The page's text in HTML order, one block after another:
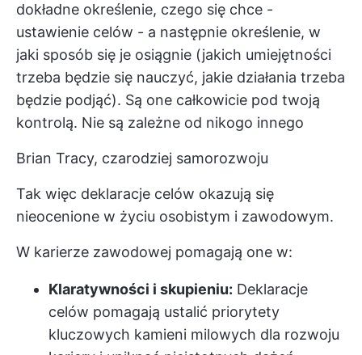
dokładne określenie, czego się chce -
ustawienie celów - a następnie określenie, w
jaki sposób się je osiągnie (jakich umiejętności
trzeba będzie się nauczyć, jakie działania trzeba
będzie podjąć). Są one całkowicie pod twoją
kontrolą. Nie są zależne od nikogo innego
Brian Tracy, czarodziej samorozwoju
Tak więc deklaracje celów okazują się
nieocenione w życiu osobistym i zawodowym.
W karierze zawodowej pomagają one w:
Klaratywności i skupieniu: Deklaracje
celów pomagają ustalić priorytety
kluczowych kamieni milowych dla rozwoju